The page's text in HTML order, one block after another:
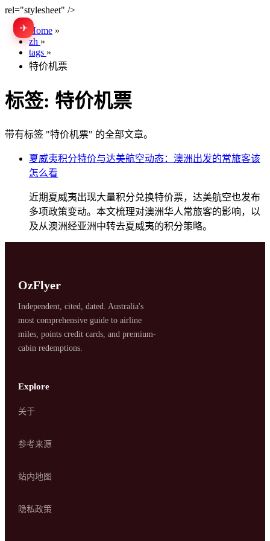
rel="stylesheet" />
✈
SYDNEY · INDEPENDENT · EST. 2026
Home »
zh »
tags »
特价机票
标签: 特价机票
带有标签 "特价机票" 的全部文章。
夏威夷积分特价与达美航空动态：澳洲出发的常旅客该
怎么看
近期夏威夷出现大量积分兑换特价票，达美航空也发布
多项政策变动。本文梳理对澳洲华人常旅客的影响，以
及从澳洲经亚洲中转去夏威夷的积分策略。
OzFlyer
Independent, cited, dated. Australia's
most comprehensive guide to airline
miles, points credit cards, and premium-
cabin redemptions.
Explore
关于
参考来源
站内地图
隐私政策